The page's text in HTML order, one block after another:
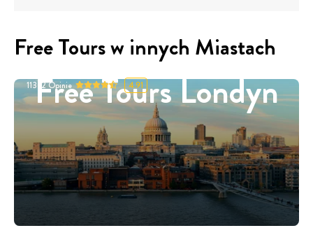
Free Tours w innych Miastach
Free Tours Londyn
11332Opinie 4.91